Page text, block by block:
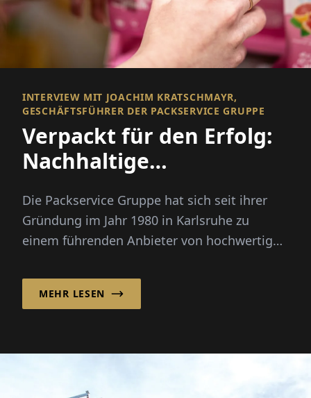
INTERVIEW MIT JOACHIM KRATSCHMAYR,
GESCHÄFTSFÜHRER DER PACKSERVICE GRUPPE
Verpackt für den Erfolg:
Nachhaltige
Die Packservice Gruppe hat sich seit ihrer
Gründung im Jahr 1980 in Karlsruhe zu
einem führenden Anbieter von hochwertigen
MEHR LESEN